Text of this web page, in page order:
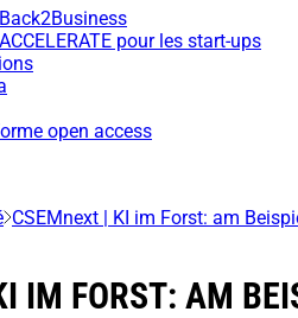
pour les start-ups
open access
CSEMnext | KI im Forst: am
IM FORST: AM